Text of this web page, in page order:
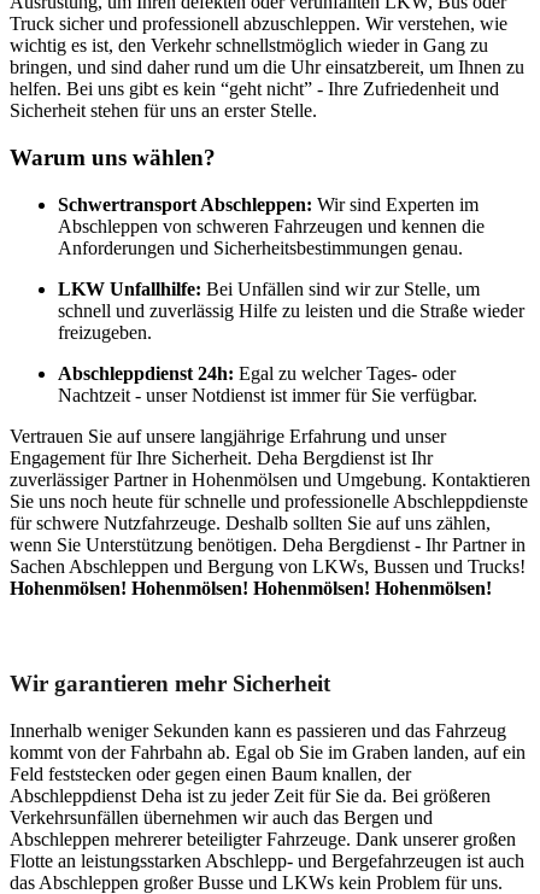
Truck sicher und professionell abzuschleppen. Wir verstehen, wie
wichtig es ist, den Verkehr schnellstmöglich wieder in Gang zu
bringen, und sind daher rund um die Uhr einsatzbereit, um Ihnen zu
helfen. Bei uns gibt es kein “geht nicht” - Ihre Zufriedenheit und
Sicherheit stehen für uns an erster Stelle.
Warum uns wählen?
Schwertransport Abschleppen: Wir sind Experten im
Abschleppen von schweren Fahrzeugen und kennen die
Anforderungen und Sicherheitsbestimmungen genau.
LKW Unfallhilfe: Bei Unfällen sind wir zur Stelle, um
schnell und zuverlässig Hilfe zu leisten und die Straße wieder
freizugeben.
Abschleppdienst 24h: Egal zu welcher Tages- oder
Nachtzeit - unser Notdienst ist immer für Sie verfügbar.
Vertrauen Sie auf unsere langjährige Erfahrung und unser
Engagement für Ihre Sicherheit. Deha Bergdienst ist Ihr
zuverlässiger Partner in Hohenmölsen und Umgebung. Kontaktieren
Sie uns noch heute für schnelle und professionelle Abschleppdienste
für schwere Nutzfahrzeuge. Deshalb sollten Sie auf uns zählen,
wenn Sie Unterstützung benötigen. Deha Bergdienst - Ihr Partner in
Sachen Abschleppen und Bergung von LKWs, Bussen und Trucks!
Hohenmölsen! Hohenmölsen! Hohenmölsen! Hohenmölsen!
Wir garantieren mehr Sicherheit
Innerhalb weniger Sekunden kann es passieren und das Fahrzeug
kommt von der Fahrbahn ab. Egal ob Sie im Graben landen, auf ein
Feld feststecken oder gegen einen Baum knallen, der
Abschleppdienst Deha ist zu jeder Zeit für Sie da. Bei größeren
Verkehrsunfällen übernehmen wir auch das Bergen und
Abschleppen mehrerer beteiligter Fahrzeuge. Dank unserer großen
Flotte an leistungsstarken Abschlepp- und Bergefahrzeugen ist auch
das Abschleppen großer Busse und LKWs kein Problem für uns.